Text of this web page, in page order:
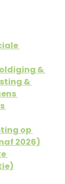
&
&
op
2026)